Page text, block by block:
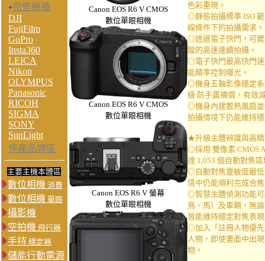
+完售機種
DJI
FujiFilm
GoPro
Insta360
LEICA
Nikon
OLYMPUS
Panasonic
RICOH
SIGMA
SONY
SunLight
停產品牌區
主要主機本體區
數位相機 消費
數位相機 單眼
攝影機
空拍機 飛行器
手持 穩定器
儲能行動電源
Canon EOS R6 V CMOS
數位單眼相機
Canon EOS R6 V CMOS
數位單眼相機
Canon EOS R6 V 螢幕
數位單眼相機
色彩重現。
◎靜態拍攝標準 ISO
線條件下的拍攝需求。
◎透過電子快門，可實
蹤的高速連續拍攝。
◎電子快門最高快門速
能精準控制曝光。
◎機身五軸影像穩定系
級 防手震補償，有效
◎機身內建散熱風扇
拍攝情境下仍能維持
★升級主體辨識與高
◎採用 雙像素 CMOS
達 1,053 個自動對焦
◎自動對焦靈敏度最低
境中仍能順利完成合
◎智慧主體偵測功能
鳥、馬）及車輛，無
皆能維持穩定對焦表
◎加入「註冊人物優先
人物，即使畫面中出
物。